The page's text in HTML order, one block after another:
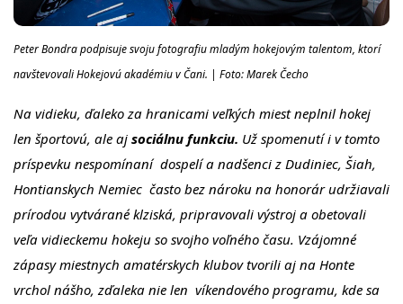
Peter Bondra podpisuje svoju fotografiu mladým hokejovým talentom, ktorí
navštevovali Hokejovú akadémiu v Čani. | Foto: Marek Čecho
Na vidieku, ďaleko za hranicami veľkých miest neplnil hokej
len športovú, ale aj sociálnu funkciu. Už spomenutí i v tomto
príspevku nespomínaní dospelí a nadšenci z Dudiniec, Šiah,
Hontianskych Nemiec často bez nároku na honorár udržiavali
prírodou vytvárané klziská, pripravovali výstroj a obetovali
veľa vidieckemu hokeju so svojho voľného času. Vzájomné
zápasy miestnych amatérskych klubov tvorili aj na Honte
vrchol nášho, zďaleka nie len víkendového programu, kde sa